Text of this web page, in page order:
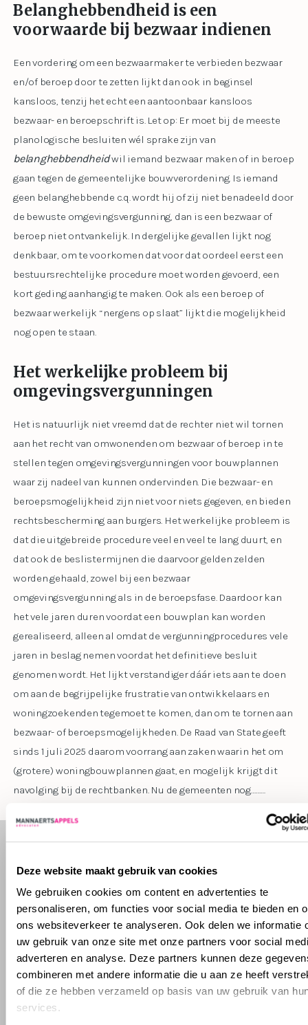
Deze website maakt gebruik van cookies
We gebruiken cookies om content en advertenties te
personaliseren, om functies voor social media te bieden en
ons websiteverkeer te analyseren. Ook delen we informatie
uw gebruik van onze site met onze partners voor social
adverteren en analyse. Deze partners kunnen deze
combineren met andere informatie die u aan ze heeft
of die ze hebben verzameld op basis van uw gebruik van
services.
Belanghebbendheid is een
voorwaarde bij bezwaar indienen
Een vordering om een bezwaarmaker te verbieden bezwaar
en/of beroep door te zetten lijkt dan ook in beginsel
kansloos, tenzij het echt een aantoonbaar kansloos
bezwaar- en beroepschrift is. Let op: Er moet bij de meeste
planologische besluiten wél sprake zijn van
belanghebbendheidwil iemand bezwaar maken of in beroep
gaan tegen de gemeentelijke bouwverordening. Is iemand
geen belanghebbende c.q. wordt hij of zij niet benadeeld door
de bewuste omgevingsvergunning, dan is een bezwaar of
beroep niet ontvankelijk. In dergelijke gevallen lijkt nog
denkbaar, om te voorkomen dat voor dat oordeel eerst een
bestuursrechtelijke procedure moet worden gevoerd, een
kort geding aanhangig te maken. Ook als een beroep of
bezwaar werkelijk “nergens op slaat” lijkt die mogelijkheid
nog open te staan.
Het werkelijke probleem bij
omgevingsvergunningen
Het is natuurlijk niet vreemd dat de rechter niet wil tornen
aan het recht van omwonenden om bezwaar of beroep in te
stellen tegen omgevingsvergunningen voor bouwplannen
waar zij nadeel van kunnen ondervinden. Die bezwaar- en
beroepsmogelijkheid zijn niet voor niets gegeven, en bieden
rechtsbescherming aan burgers. Het werkelijke probleem is
dat die uitgebreide procedure veel en veel te lang duurt, en
dat ook de beslistermijnen die daarvoor gelden zelden
worden gehaald, zowel bij een bezwaar
omgevingsvergunning als in de beroepsfase. Daardoor kan
het vele jaren duren voordat een bouwplan kan worden
gerealiseerd, alleen al omdat de vergunningprocedures vele
jaren in beslag nemen voordat het definitieve besluit
genomen wordt. Het lijkt verstandiger dáár iets aan te doen
om aan de begrijpelijke frustratie van ontwikkelaars en
woningzoekenden tegemoet te komen, dan om te tornen aan
bezwaar- of beroepsmogelijkheden. De Raad van State geeft
sinds 1 juli 2025 daarom voorrang aan zaken waarin het om
(grotere) woningbouwplannen gaat, en mogelijk krijgt dit
navolging bij de rechtbanken. Nu de gemeenten nog………